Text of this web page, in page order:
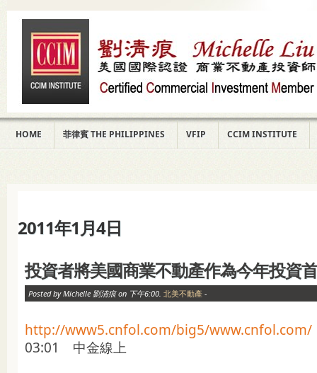
HOME 菲律賓 THE PHILIPPINES VFIP CCIM INSTITUTE
2011年1月4日
投資者將美國商業不動產作為今年投資
Posted by Michelle 劉清痕 on 下午6:00. 北美不動產 -
http://www5.cnfol.com/big5/www.cnfol.com/
03:01 中金線上